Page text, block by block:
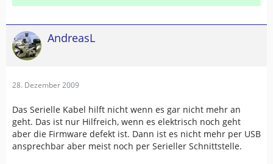
AndreasL
28. Dezember 2009
Das Serielle Kabel hilft nicht wenn es gar nicht mehr an
geht. Das ist nur Hilfreich, wenn es elektrisch noch geht
aber die Firmware defekt ist. Dann ist es nicht mehr per USB
ansprechbar aber meist noch per Serieller Schnittstelle.